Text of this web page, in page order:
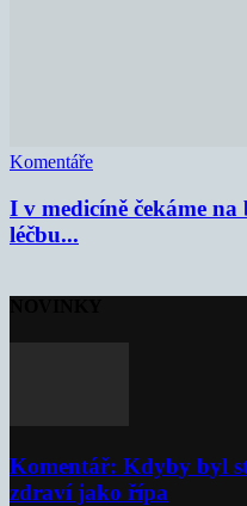
Komentáře
I v medicíně čekáme
léčbu...
Komentář: Kdyby byl
zdraví jako řípa